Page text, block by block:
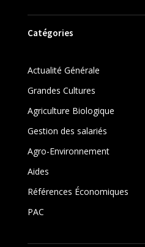
Catégories
Actualité Générale
Grandes Cultures
Agriculture Biologique
Gestion des salariés
Agro-Environnement
Aides
Références Économiques
PAC